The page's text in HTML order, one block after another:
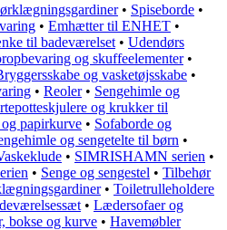
• Spiseborde •
• Emhætter til ENHET •
til badeværelset • Udendørs
og skuffeelementer•
og vasketøjsskabe •
• Reoler• Sengehimle og
og krukker til
og papirkurve • Sofaborde og
og sengetelte til børn •
• SIMRISHAMN serien •
• Senge og sengestel • Tilbehør
• Toiletrulleholdere
• Lædersofaer og
bokse og kurve • Havemøbler